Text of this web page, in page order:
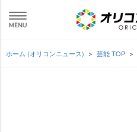
ホーム (オリコンニュース) 芸能 TOP